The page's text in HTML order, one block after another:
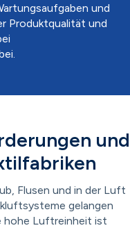
und
Produktqualität und
und
Flusen und in der Luft
gelangen
hohe Luftreinheit ist